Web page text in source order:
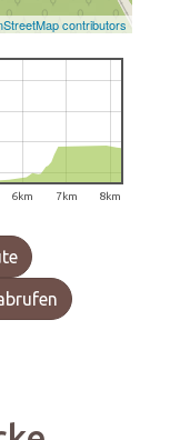
contributors
6km 7km 8km